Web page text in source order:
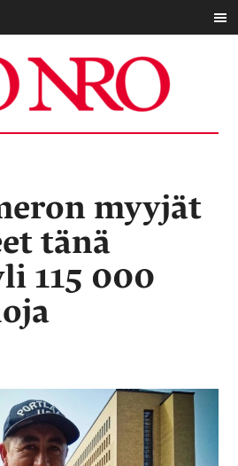
myyjät
tänä
115 000